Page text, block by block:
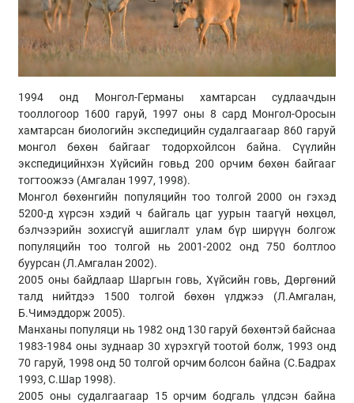
1994 онд Монгол-Германы хамтарсан судлаачдын
тооллогоор 1600 гаруй, 1997 оны 8 сард Монгол-Оросын
хамтарсан биологийн экспедицийн судалгаагаар 860 гаруй
монгол бөхөн байгааг тодорхойлсон байна. Сүүлийн
экспедицийнхэн Хүйсийн говьд 200 орчим бөхөн байгааг
тогтоожээ (Амгалан 1997, 1998).
Монгол бөхөнгийн популяцийн тоо толгой 2000 он гэхэд
5200-д хүрсэн хэдий ч байгаль цаг уурын таагүй нөхцөл,
бэлчээрийн зохисгүй ашиглалт улам бүр ширүүн болгож
популяцийн тоо толгой нь 2001-2002 онд 750 болтлоо
буурсан (Л.Амгалан 2002).
2005 оны байдлаар Шаргын говь, Хүйсийн говь, Дөргөний
талд нийтдээ 1500 толгой бөхөн үлджээ (Л.Амгалан,
Б.Чимэддорж 2005).
Манханы популяци нь 1982 онд 130 гаруй бөхөнтэй байснаа
1983-1984 оны зуднаар 30 хүрэхгүй тоотой болж, 1993 онд
70 гаруй, 1998 онд 50 толгой орчим болсон байна (С.Бадрах
1993, С.Шар 1998).
2005 оны судалгаагаар 15 орчим бодгаль үлдсэн байна